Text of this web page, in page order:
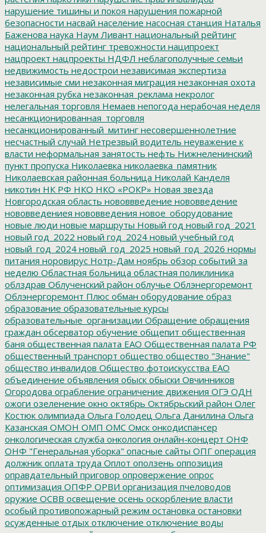
нарушение тишины и покоя нарушения пожарной
безопасности насвай население насосная станция Наталья
Баженова наука Наум Ливант национальный рейтинг
национальный рейтинг тревожности наципроект
нацпроект нацпроекты НДФЛ неблагополучные семьи
недвижимость недострои независимая экспертиза
независимые сми незаконная миграция незаконная охота
незаконная рубка незаконная_реклама некролог
нелегальная торговля Немаев непогода нерабочая неделя
несанкционированная_торговля
несанкционированный_митинг несовершеннолетние
несчастный случай Нетрезвый водитель неуважение к
власти неформальная занятость нефть Нижнеленинский
пункт пропуска Николаевка николаевка_памятник
Николаевская районная больница Николай Канделя
никотин НК РФ НКО НКО «РОКР» Новая звезда
Новгородская область нововвведение нововведение
нововведениея нововведения новое_оборудование
новые люди новые маршруты Новый год новый год_2021
новый год_2022 новый год_2024 новый учебный год
новый_год_2024 новый_год_2025 новый_год_2026 нормы
питания норовирус Нотр-Дам ноябрь обзор событий за
неделю Областная больница областная поликлиника
облздрав Облученский район облучье Облэнергоремонт
Облэнергоремонт Плюс обман оборудование образ
образование образовательные курсы
образовательные_организации Обращение обращения
граждан обсерватор обучение общепит общественная
баня общественная палата ЕАО Общественная палата РФ
общественный транспорт общество общество "Знание"
общество инвалидов Общество фотоискусства ЕАО
объединение объявления обыск обыски Овчинников
Огородова ограбление ограничение движения ОГЭ ОДН
ожоги озеленение окно октябрь Октябрьский район Олег
Костюк олимпиада Ольга Голодец Ольга Данилина Ольга
Казанская ОМОН ОМП ОМС Омск онкодиспансер
онкологическая служба онкология онлайн-концерт ОНФ
ОНФ "Генеральная уборка" опасные сайты ОПГ операция
должник оплата труда Оплот оползень оппозиция
оправдательный приговор опровержение опрос
оптимизация ОПФР ОРВИ организация пчеловодов
оружие ОСВВ освещение осень оскорбление власти
особый противопожарный режим остановка остановки
осужденные отдых отключение отключение воды